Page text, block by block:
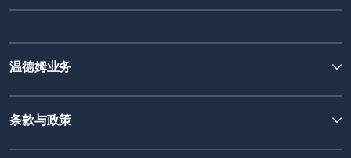
温德姆业务
条款与政策